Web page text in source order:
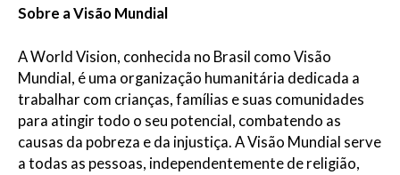
Sobre a Visão Mundial
A World Vision, conhecida no Brasil como Visão
Mundial, é uma organização humanitária dedicada a
trabalhar com crianças, famílias e suas comunidades
para atingir todo o seu potencial, combatendo as
causas da pobreza e da injustiça. A Visão Mundial serve
a todas as pessoas, independentemente de religião,